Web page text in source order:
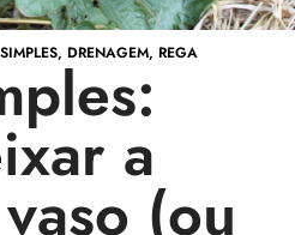
, DRENAGEM, REGA
a
(ou